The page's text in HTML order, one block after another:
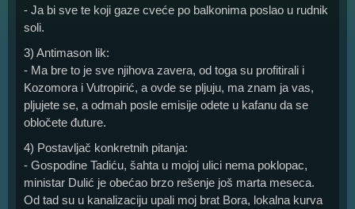
- Ja bi sve te koji gaze cveće po balkonima poslao u rudnik
soli.
3) Antimason lik:
- Ma bre to je sve njihova zavera, od toga su profitirali i
Kozomora i Vutropirić, a ovde se pljuju, ma znam ja vas,
pljujete se, a odmah posle emisije odete u kafanu da se
obločete đuture.
4) Postavljač konkretnih pitanja:
- Gospodine Tadiću, šahta u mojoj ulici nema poklopac,
ministar Dulić je obećao brzo rešenje još marta meseca.
Od tad su u kanalizaciju upali moj brat Bora, lokalna kurva